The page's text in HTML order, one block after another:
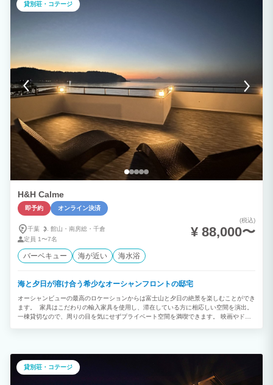
貸別荘・コテージ
H&H Calme
即予約 オンライン決済
千葉 館山・ 南房総・ 千倉
定員 1〜7名
(税込)
¥ 88,000〜
バーベキュー 海が近い 海水浴
海と夕日が溶け合う希少なオーシャンフロントの邸宅
オーシャンビューの最高のロケーションからは富士山と夕日の絶景を楽しむことができ
ます。 家具はこだわりの輸入家具を使用し、滞在している方に相応しい空間を演出。
一棟貸切なので、周りの目を気にせずプライベート空間を満喫できます。 映画やドラ
行・グループ旅行・卒業旅行などでぜひ地元の食材を使ってお楽しみください！
貸別荘・コテージ